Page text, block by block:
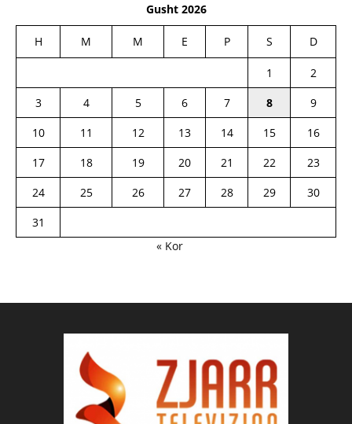
Gusht 2026
H M M E P S D
1
2
3
4 5 6 7 8
9
10
11 12 13 14 15
16
17
18 19 20 21 22
23
24
25 26 27 28 29
30
31
« Kor